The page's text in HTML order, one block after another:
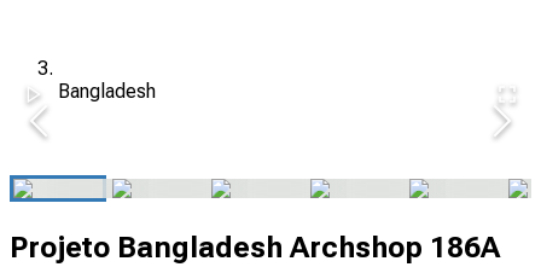
Bangladesh
Projeto Bangladesh Archshop 186A